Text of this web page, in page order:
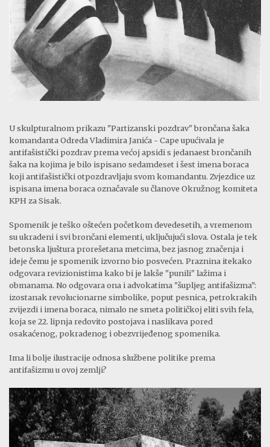
U skulpturalnom prikazu "Partizanski pozdrav" brončana šaka
komandanta Odreda Vladimira Janića - Cape upućivala je
antifašistički pozdrav prema većoj apsidi s jedanaest brončanih
šaka na kojima je bilo ispisano sedamdeset i šest imena boraca
koji antifašistički otpozdravljaju svom komandantu. Zvjezdice uz
ispisana imena boraca označavale su članove Okružnog komiteta
KPH za Sisak.
Spomenik je teško oštećen početkom devedesetih, a vremenom
su ukradeni i svi brončani elementi, uključujući slova. Ostala je tek
betonska ljuštura prorešetana metcima, bez jasnog značenja i
ideje čemu je spomenik izvorno bio posvećen. Praznina itekako
odgovara revizionistima kako bi je lakše "punili" lažima i
obmanama. No odgovara ona i advokatima "šupljeg antifašizma":
izostanak revolucionarne simbolike, poput pesnica, petrokrakih
zvijezdi i imena boraca, nimalo ne smeta političkoj eliti svih fela,
koja se 22. lipnja redovito postojava i naslikava pored
osakaćenog, pokradenog i obezvrijeđenog spomenika.
Ima li bolje ilustracije odnosa službene politike prema
antifašizmu u ovoj zemlji?